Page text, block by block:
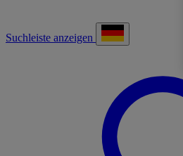
Suchleiste anzeigen